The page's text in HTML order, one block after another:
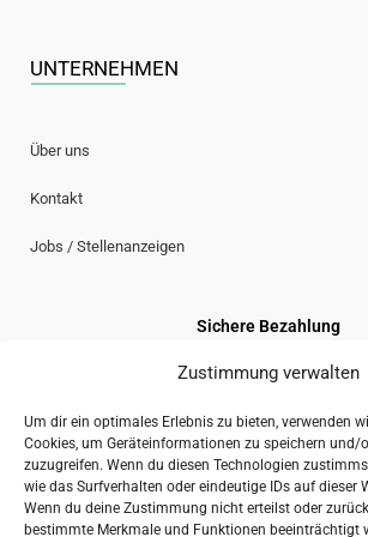
Zustimmung verwalten
Um dir ein optimales Erlebnis zu bieten, verwenden
Cookies, um Geräteinformationen zu speichern und/
zuzugreifen. Wenn du diesen Technologien
wie das Surfverhalten oder eindeutige IDs auf dieser
Wenn du deine Zustimmung nicht erteilst oder
bestimmte Merkmale und Funktionen beeinträchtigt
UNTERNEHMEN
Über uns
Kontakt
Jobs / Stellenanzeigen
Sichere Bezahlung
Sicherer Versand